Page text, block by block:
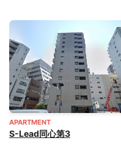
APARTMENT
S-Lead同心第3